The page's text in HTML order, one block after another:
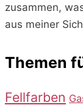
zusammen,
aus meiner
Themen
Fellfarben